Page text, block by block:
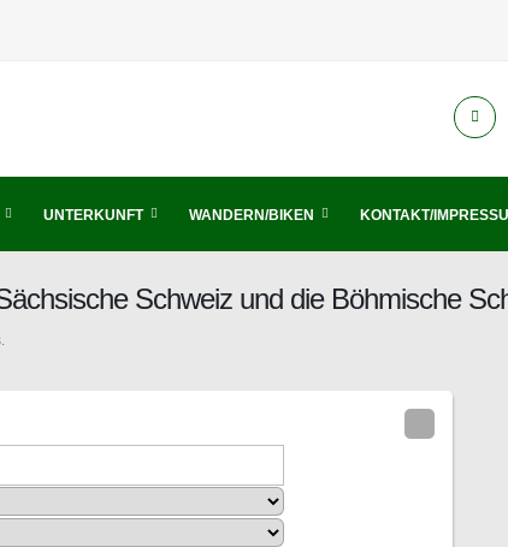
UNTERKUNFT WANDERN/BIKEN KONTAKT/
Schweiz und die Böhmische